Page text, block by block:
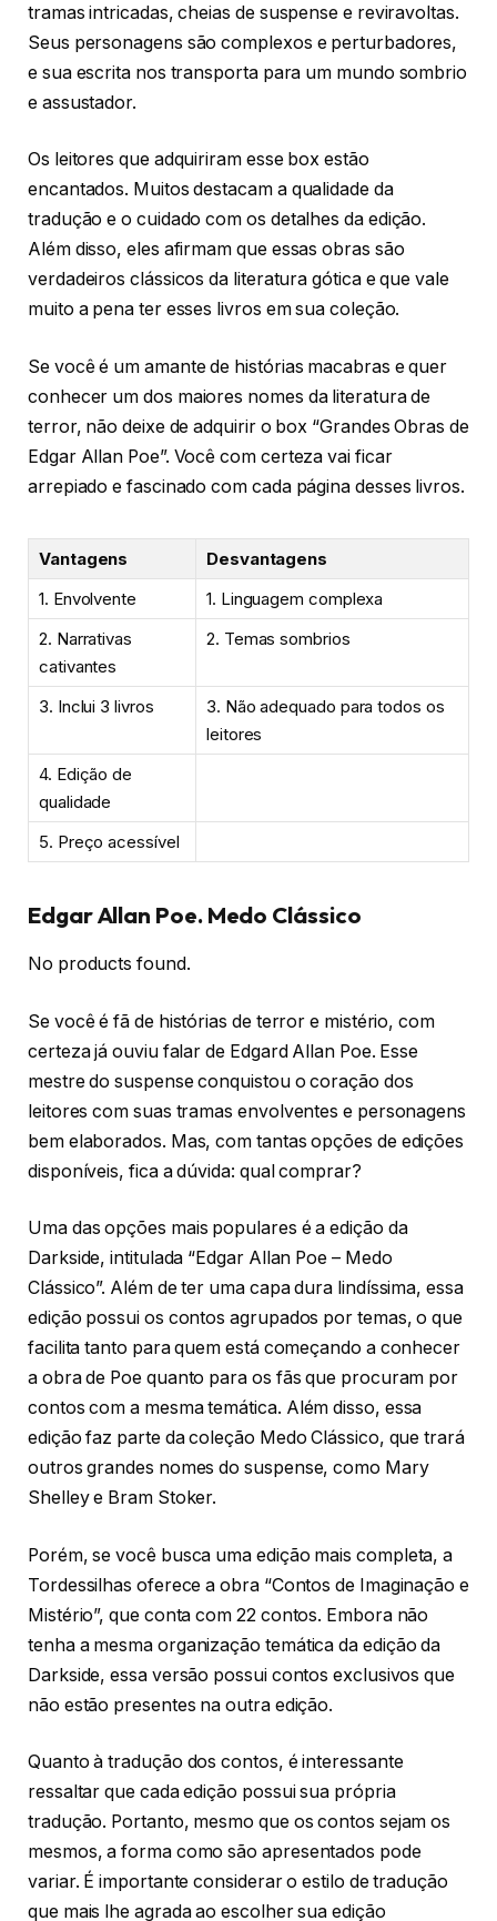
tramas intricadas, cheias de suspense e reviravoltas.
Seus personagens são complexos e perturbadores,
e sua escrita nos transporta para um mundo sombrio
e assustador.
Os leitores que adquiriram esse box estão
encantados. Muitos destacam a qualidade da
tradução e o cuidado com os detalhes da edição.
Além disso, eles afirmam que essas obras são
verdadeiros clássicos da literatura gótica e que vale
muito a pena ter esses livros em sua coleção.
Se você é um amante de histórias macabras e quer
conhecer um dos maiores nomes da literatura de
terror, não deixe de adquirir o box “Grandes Obras de
Edgar Allan Poe”. Você com certeza vai ficar
arrepiado e fascinado com cada página desses livros.
Vantagens
Desvantagens
1. Envolvente
1. Linguagem complexa
2. Narrativas
cativantes
2. Temas sombrios
3. Inclui 3 livros
3. Não adequado para todos os
leitores
4. Edição de
qualidade
5. Preço acessível
Edgar Allan Poe. Medo Clássico
No products found.
Se você é fã de histórias de terror e mistério, com
certeza já ouviu falar de Edgard Allan Poe. Esse
mestre do suspense conquistou o coração dos
leitores com suas tramas envolventes e personagens
bem elaborados. Mas, com tantas opções de edições
disponíveis, fica a dúvida: qual comprar?
Uma das opções mais populares é a edição da
Darkside, intitulada “Edgar Allan Poe – Medo
Clássico”. Além de ter uma capa dura lindíssima, essa
edição possui os contos agrupados por temas, o que
facilita tanto para quem está começando a conhecer
a obra de Poe quanto para os fãs que procuram por
contos com a mesma temática. Além disso, essa
edição faz parte da coleção Medo Clássico, que trará
outros grandes nomes do suspense, como Mary
Shelley e Bram Stoker.
Porém, se você busca uma edição mais completa, a
Tordessilhas oferece a obra “Contos de Imaginação e
Mistério”, que conta com 22 contos. Embora não
tenha a mesma organização temática da edição da
Darkside, essa versão possui contos exclusivos que
não estão presentes na outra edição.
Quanto à tradução dos contos, é interessante
ressaltar que cada edição possui sua própria
tradução. Portanto, mesmo que os contos sejam os
mesmos, a forma como são apresentados pode
variar. É importante considerar o estilo de tradução
que mais lhe agrada ao escolher sua edição